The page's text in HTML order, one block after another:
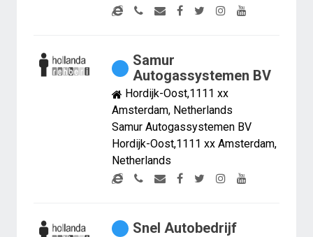
Samur
Autogassystemen BV
Hordijk-Oost,1111 xx
Amsterdam, Netherlands
Samur Autogassystemen BV
Hordijk-Oost,1111 xx Amsterdam,
Netherlands
Snel Autobedrijf